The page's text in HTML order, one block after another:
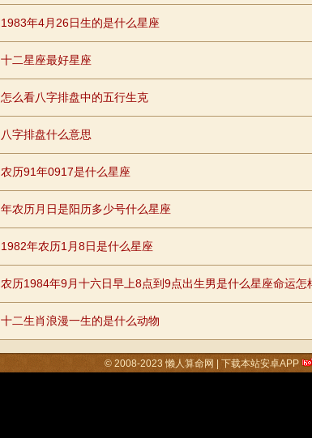
1983年4月26日生的是什么星座
十二星座最好星座
怎么看八字排盘中的五行生克
八字排盘什么意思
农历91年0917是什么星座
年农历月日是阳历多少号什么星座
1982年农历1月8日是什么星座
农历1984年9月十六日早上8点到9点出生男是什么星座命运怎
十二生肖浪漫一生的是什么动物
© 2008-2023 懒人算命网 下载本站安卓APP